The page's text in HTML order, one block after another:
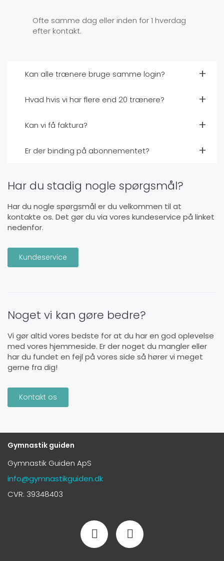
Ofte samme dag eller inden for 1 hverdag
efter kontakt.
Kan alle trænere bruge samme login?
Hvad hvis vi har flere end 20 trænere?
Kan vi få faktura?
Er der binding på abonnementet?
Har du stadig nogle spørgsmål?
Har du nogle spørgsmål er du velkommen til at
kontakte os. Det gør du via vores kundeservice på linket
nedenfor.
Kundeservice
Noget vi kan gøre bedre?
Vi gør altid vores bedste for at du har en god oplevelse
med vores hjemmeside. Er der noget du mangler eller
har du fundet en fejl på vores side så hører vi meget
gerne fra dig!
Kontakt os
Gymnastik guiden
Gymnastik Guiden ApS
info@gymnastikguiden.dk
CVR: 39348403